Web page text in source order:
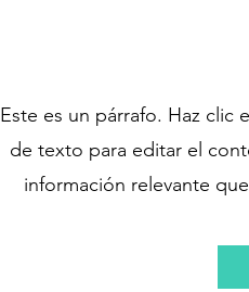
Este es un párrafo. Haz
de texto para editar el
información relevante